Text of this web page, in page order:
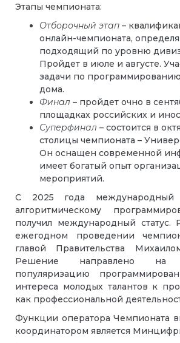
Этапы чемпионата:
Отборочный этап –
онлайн-чемпионата,
подходящий по уровню
Пройдет в июле и августе.
задачи по
дома.
Финал – пройдет очно в
площадках российских и
Суперфинал – состоится в
столицы чемпионата –
Он оснащен современной
имеет богатый опыт
мероприятий.
С 2025 года международный
алгоритмическому
получил международный статус.
ежегодном проведении
главой Правительства
Решение направлено на
популяризацию
интереса молодых талантов к
как профессиональной
Функции оператора Чемпионата
координатором является